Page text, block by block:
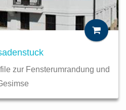
zur Fensterumrandung und